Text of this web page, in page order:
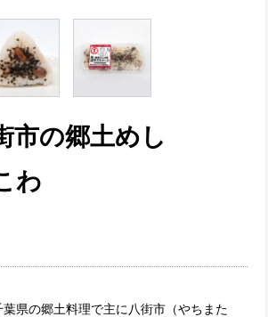
市の郷土めし
わ
葉県の郷土料理で主に八街市（やちまた